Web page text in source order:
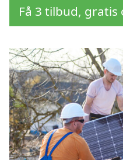
Få 3 tilbud,